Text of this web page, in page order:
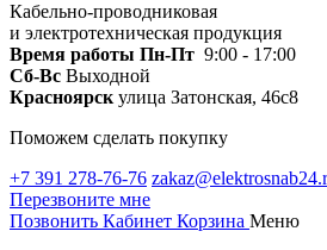
Кабельно-проводниковая
и электротехническая продукция
Время работы Пн-Пт 9:00 - 17:00
Сб-Вс Выходной
Красноярск улица Затонская, 46с8
Поможем сделать покупку
+7 391 278-76-76
Перезвоните мне
Позвонить Кабинет Корзина Меню